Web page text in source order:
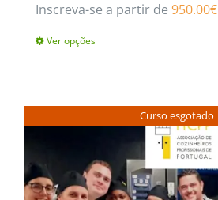
Inscreva-se a partir de 950.00€
Ver opções
has
variants.
The
Curso esgotado